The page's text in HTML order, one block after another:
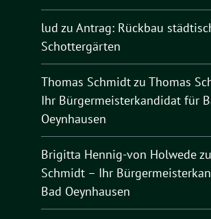
lud zu Antrag: Rückbau
Schottergärten
Thomas Schmidtzu Thomas
Ihr Bürgermeisterkandidat für
Oeynhausen
Brigitta Hennig-von Holwedezu
Schmidt – Ihr
Bad Oeynhausen